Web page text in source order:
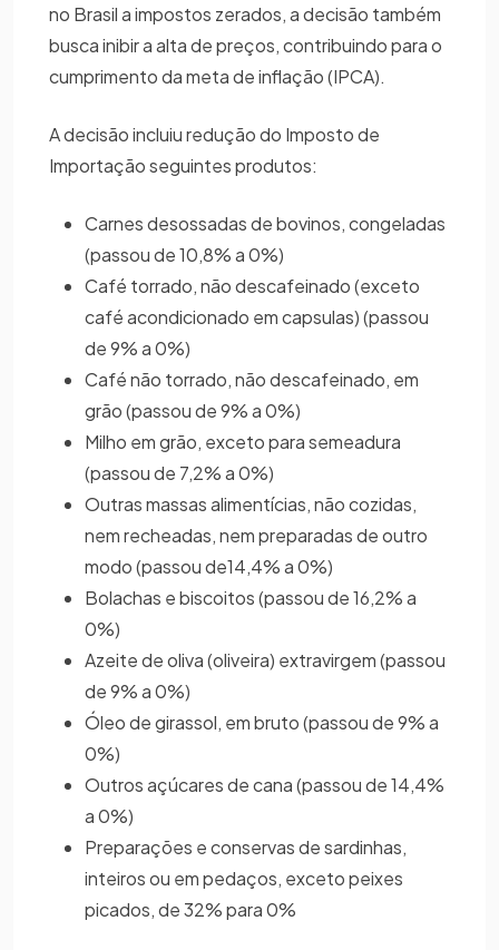
no Brasil a impostos zerados, a decisão também
busca inibir a alta de preços, contribuindo para o
cumprimento da meta de inflação (IPCA).
A decisão incluiu redução do Imposto de
Importação seguintes produtos:
Carnes desossadas de bovinos, congeladas
(passou de 10,8% a 0%)
Café torrado, não descafeinado (exceto
café acondicionado em capsulas) (passou
de 9% a 0%)
Café não torrado, não descafeinado, em
grão (passou de 9% a 0%)
Milho em grão, exceto para semeadura
(passou de 7,2% a 0%)
Outras massas alimentícias, não cozidas,
nem recheadas, nem preparadas de outro
modo (passou de14,4% a 0%)
Bolachas e biscoitos (passou de 16,2% a
0%)
Azeite de oliva (oliveira) extravirgem (passou
de 9% a 0%)
Óleo de girassol, em bruto (passou de 9% a
0%)
Outros açúcares de cana (passou de 14,4%
a 0%)
Preparações e conservas de sardinhas,
inteiros ou em pedaços, exceto peixes
picados, de 32% para 0%